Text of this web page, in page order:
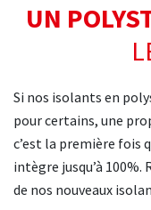
UN
Si nos isolants en
pour certains, une
c’est la première fois
intègre jusqu’à
de nos nouveaux